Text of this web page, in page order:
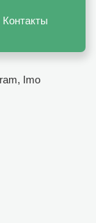
Контакты
Imo